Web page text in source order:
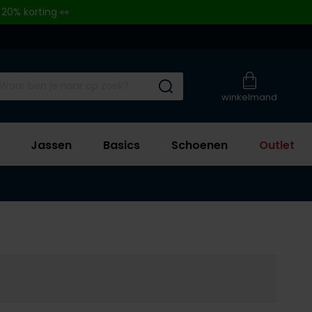
korting 👀
winkelmand
Submit search
Jassen Basics Schoenen Outlet